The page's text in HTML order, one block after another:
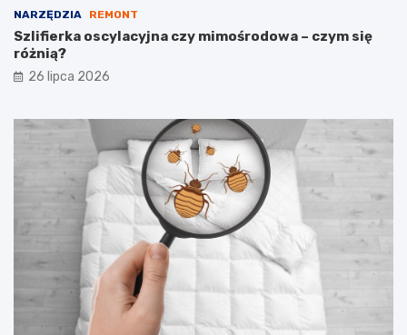
NARZĘDZIA REMONT
Szlifierka oscylacyjna czy mimośrodowa – czym się
różnią?
26 lipca 2026